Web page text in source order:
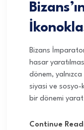
Bizans
hasar
dönem,
siyasi ve
bir dönemi
Continue